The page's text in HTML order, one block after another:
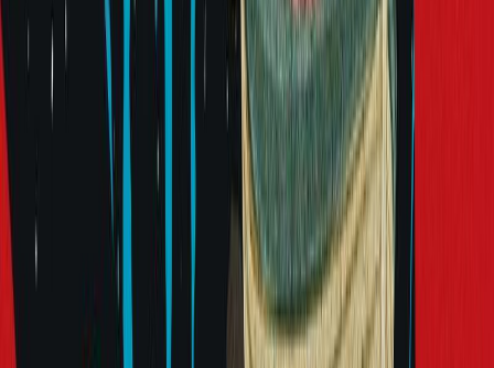
ένα καλύτερο μέλλον. Και επιβεβαιώνει ότι είμαστε οι ιστορίες που
επιλέγουμε να αφηγηθούμε για τον εαυτό μας.
«Φοβάσαι;» ρώτησε η Βαν την Αν, ατενίζοντας με ανησυχία και
δυσπιστία τη νύχτα που καρτερούσε τα τρία μεγαλύτερα αδέλφια
της, τα λιγοστά αστέρια που αγρυπνούσαν πάνω από το χωριό τους,
τα φύλλα των δέντρων που χόρευαν αργά στον αέρα με το
τερέτισμα των τριζονιών.
«Είναι τόσο σκοτεινά εκεί έξω». Η Αν δίστασε για μια στιγμή.
«Δεν φοβάμαι», απάντησε. «Όλα θα πάνε καλά, θα το δεις».
Αργότερα θα μετάνιωνε για το γεγονός πως το τελευταίο πράγμα
που είχε πει στην οικογένειά της ήταν ένα ψέμα, λόγια ανυπόστατα
και ανώφελα, απλώς για να τους καθησυχάσει.